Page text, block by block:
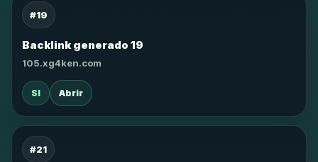
#19
Backlink generado 19
105.xg4ken.com
SI Abrir
#21